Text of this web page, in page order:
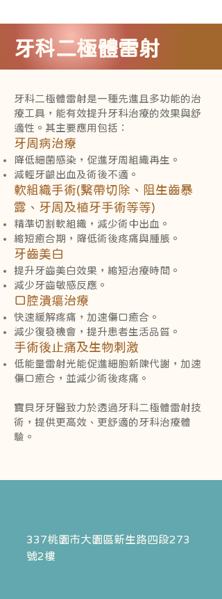
牙科二極體雷射
牙科二極體雷射是一種先進且多功能的治
療工具，能有效提升牙科治療的效果與舒
適性。其主要應用包括：
牙周病治療
降低細菌感染，促進牙周組織再生。
減輕牙齦出血及術後不適。
軟組織手術(繫帶切除、阻生齒暴
露、牙周及植牙手術等等)
精準切割軟組織，減少術中出血。
縮短癒合期，降低術後疼痛與腫脹。
牙齒美白
提升牙齒美白效果，縮短治療時間。
減少牙齒敏感反應。
口腔潰瘍治療
快速緩解疼痛，加速傷口癒合。
減少復發機會，提升患者生活品質。
手術後止痛及生物刺激
低能量雷射光能促進細胞新陳代謝，加速
傷口癒合，並減少術後疼痛。
寶貝牙牙醫致力於透過牙科二極體雷射技
術，提供更高效、更舒適的牙科治療體
驗。
337桃園市大園區新生路四段273
號2樓